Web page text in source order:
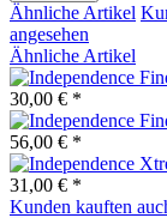
Ähnliche Artikel
angesehen
Ähnliche Artikel
30,00 € *
56,00 € *
31,00 € *
Kunden kauften